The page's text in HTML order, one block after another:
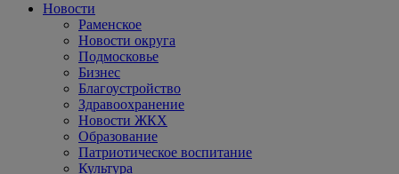
Новости
Раменское
Новости округа
Подмосковье
Бизнес
Благоустройство
Здравоохранение
Новости ЖКХ
Образование
Патриотическое воспитание
Культура